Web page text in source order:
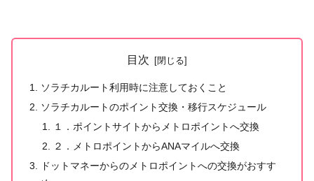
目次
ソラチカルート利用時に注意しておくこと
ソラチカルートのポイント交換・移行スケジュール
１．ポイントサイトからメトロポイントへ交換
２．メトロポイントからANAマイルへ交換
ドットマネーからのメトロポイントへの交換がおすす